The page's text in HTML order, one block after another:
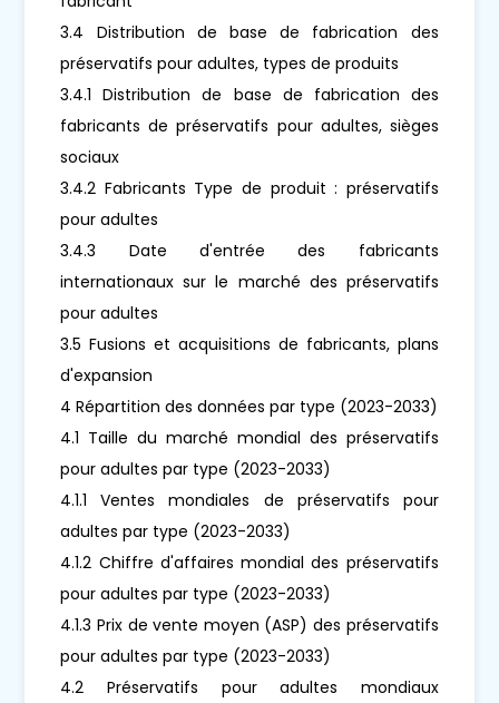
3.4 Distribution de base de fabrication des
préservatifs pour adultes, types de produits
3.4.1 Distribution de base de fabrication des
fabricants de préservatifs pour adultes, sièges
sociaux
3.4.2 Fabricants Type de produit : préservatifs
pour adultes
3.4.3 Date d'entrée des fabricants
internationaux sur le marché des préservatifs
pour adultes
3.5 Fusions et acquisitions de fabricants, plans
d'expansion
4 Répartition des données par type (2023-2033)
4.1 Taille du marché mondial des préservatifs
pour adultes par type (2023-2033)
4.1.1 Ventes mondiales de préservatifs pour
adultes par type (2023-2033)
4.1.2 Chiffre d'affaires mondial des préservatifs
pour adultes par type (2023-2033)
4.1.3 Prix de vente moyen (ASP) des préservatifs
pour adultes par type (2023-2033)
4.2 Préservatifs pour adultes mondiaux